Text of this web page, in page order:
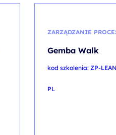
ZARZĄDZANIE
Gemba Walk
kod szkolenia: ZP-
PL